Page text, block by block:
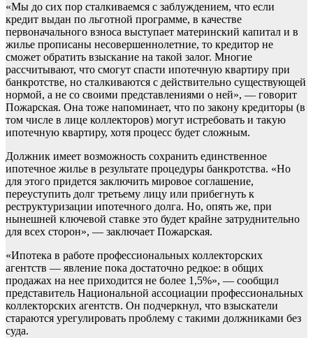
«Мы до сих пор сталкиваемся с заблуждением, что если
кредит выдан по льготной программе, в качестве
первоначального взноса выступает материнский капитал и в
жилье прописаны несовершеннолетние, то кредитор не
сможет обратить взыскание на такой залог. Многие
рассчитывают, что смогут спасти ипотечную квартиру при
банкротстве, но сталкиваются с действительно существующей
нормой, а не со своими представлениями о ней», — говорит
Пожарская. Она тоже напоминает, что по закону кредиторы (в
том числе в лице коллекторов) могут истребовать и такую
ипотечную квартиру, хотя процесс будет сложным.
Должник имеет возможность сохранить единственное
ипотечное жилье в результате процедуры банкротства. «Но
для этого придется заключить мировое соглашение,
переуступить долг третьему лицу или прибегнуть к
реструктуризации ипотечного долга. Но, опять же, при
нынешней ключевой ставке это будет крайне затруднительно
для всех сторон», — заключает Пожарская.
«Ипотека в работе профессиональных коллекторских
агентств — явление пока достаточно редкое: в общих
продажах на нее приходится не более 1,5%», — сообщил
представитель Национальной ассоциации профессиональных
коллекторских агентств. Он подчеркнул, что взыскатели
стараются урегулировать проблему с такими должниками без
суда.